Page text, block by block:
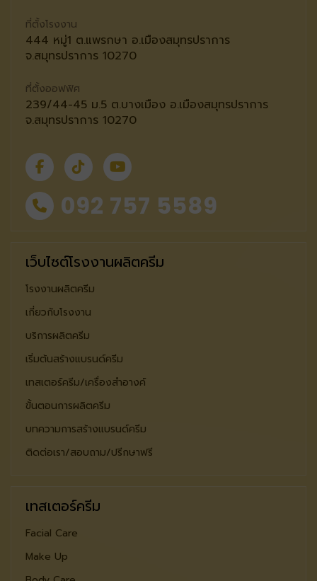
ที่ตั้งโรงงาน
444 หมู่1 ต.แพรกษา อ.เมืองสมุทรปราการ
จ.สมุทรปราการ 10270
ที่ตั้งออฟฟิศ
239/44-45 ม.5 ต.บางเมือง อ.เมืองสมุทรปราการ
จ.สมุทรปราการ 10270
092 757 5589
เว็บไซต์โรงงานผลิตครีม
โรงงานผลิตครีม
เกี่ยวกับโรงงาน
บริการผลิตครีม
เริ่มต้นสร้างแบรนด์ครีม
เทสเตอร์ครีม/เครื่องสำอางค์
ขั้นตอนการผลิตครีม
บทความการสร้างแบรนด์ครีม
ติดต่อเรา/สอบถาม/ปรีกษาฟรี
เทสเตอร์ครีม
Facial Care
Make Up